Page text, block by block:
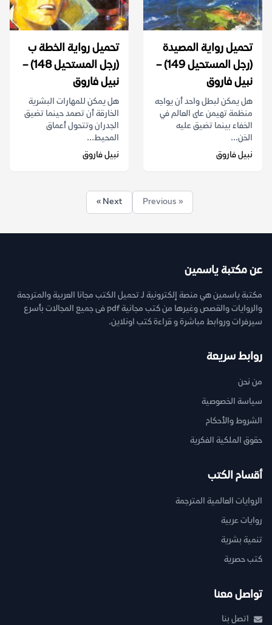
تحميل رواية المصيدة
(رجل المستحيل 149) –
نبيل فاروق
هل يمكن لبطل واحد أن يواجه
منظمة تهيمن على العالم في
الخفاء بينما تضيق عليه
الخن...
نبيل فاروق
تحميل رواية الخطة ب
(رجل المستحيل 148) –
نبيل فاروق
هل يمكن للمهارات البشرية
الخارقة أن تصمد حينما تضيق
الجدران وتتحول أعماق
المحيط...
نبيل فاروق
« Previous
Next »
عن مكتبة ياسمين
مكتبة ياسمين هي منصة إلكترونية لـ تحميل الكتب مجانا العربية والمترجمة
والروايات والقصص وغيرها من كتب مجانية pdf فى جميع المجالات بأسرع
سيرفرات وروابط مباشرة و قراءة كتب اونلاين.
روابط سريعة
من نحن
سياسة الخصوصية
الشروط والأحكام
حقوق الملكية الفكرية
أقسام الكتب
الروايات العالمية المترجمة
روايات عربية
تنمية بشرية
كتب حصرية
تواصل معنا
اتصل بنا